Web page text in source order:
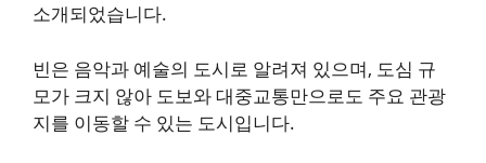
소개되었습니다.
빈은 음악과 예술의 도시로 알려져 있으며, 도심 규
모가 크지 않아 도보와 대중교통만으로도 주요 관광
지를 이동할 수 있는 도시입니다.